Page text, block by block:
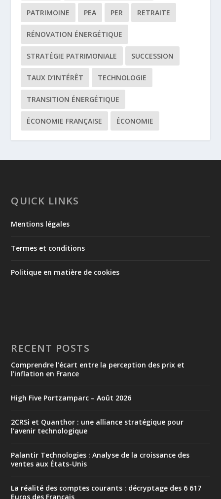
PATRIMOINE PEA PER RETRAITE
RÉNOVATION ÉNERGÉTIQUE
STRATÉGIE PATRIMONIALE SUCCESSION
TAUX D’INTÉRÊT TECHNOLOGIE
TRANSITION ÉNERGÉTIQUE
ÉCONOMIE FRANÇAISE ÉCONOMIE
QUICK LINKS
Mentions légales
Termes et conditions
Politique en matière de cookies
RECENT POSTS
Comprendre l’écart entre la perception des prix et
l’inflation en France
High Five Portzamparc – Août 2026
2CRSi et Quanthor : une alliance stratégique pour
l’avenir technologique
Palantir Technologies : Analyse de la croissance des
ventes aux États-Unis
La réalité des comptes courants : décryptage des 6 617
Euros des Français